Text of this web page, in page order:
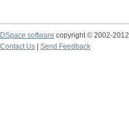
DSpace software copyright © 2002-2012
Contact Us
Send Feedback